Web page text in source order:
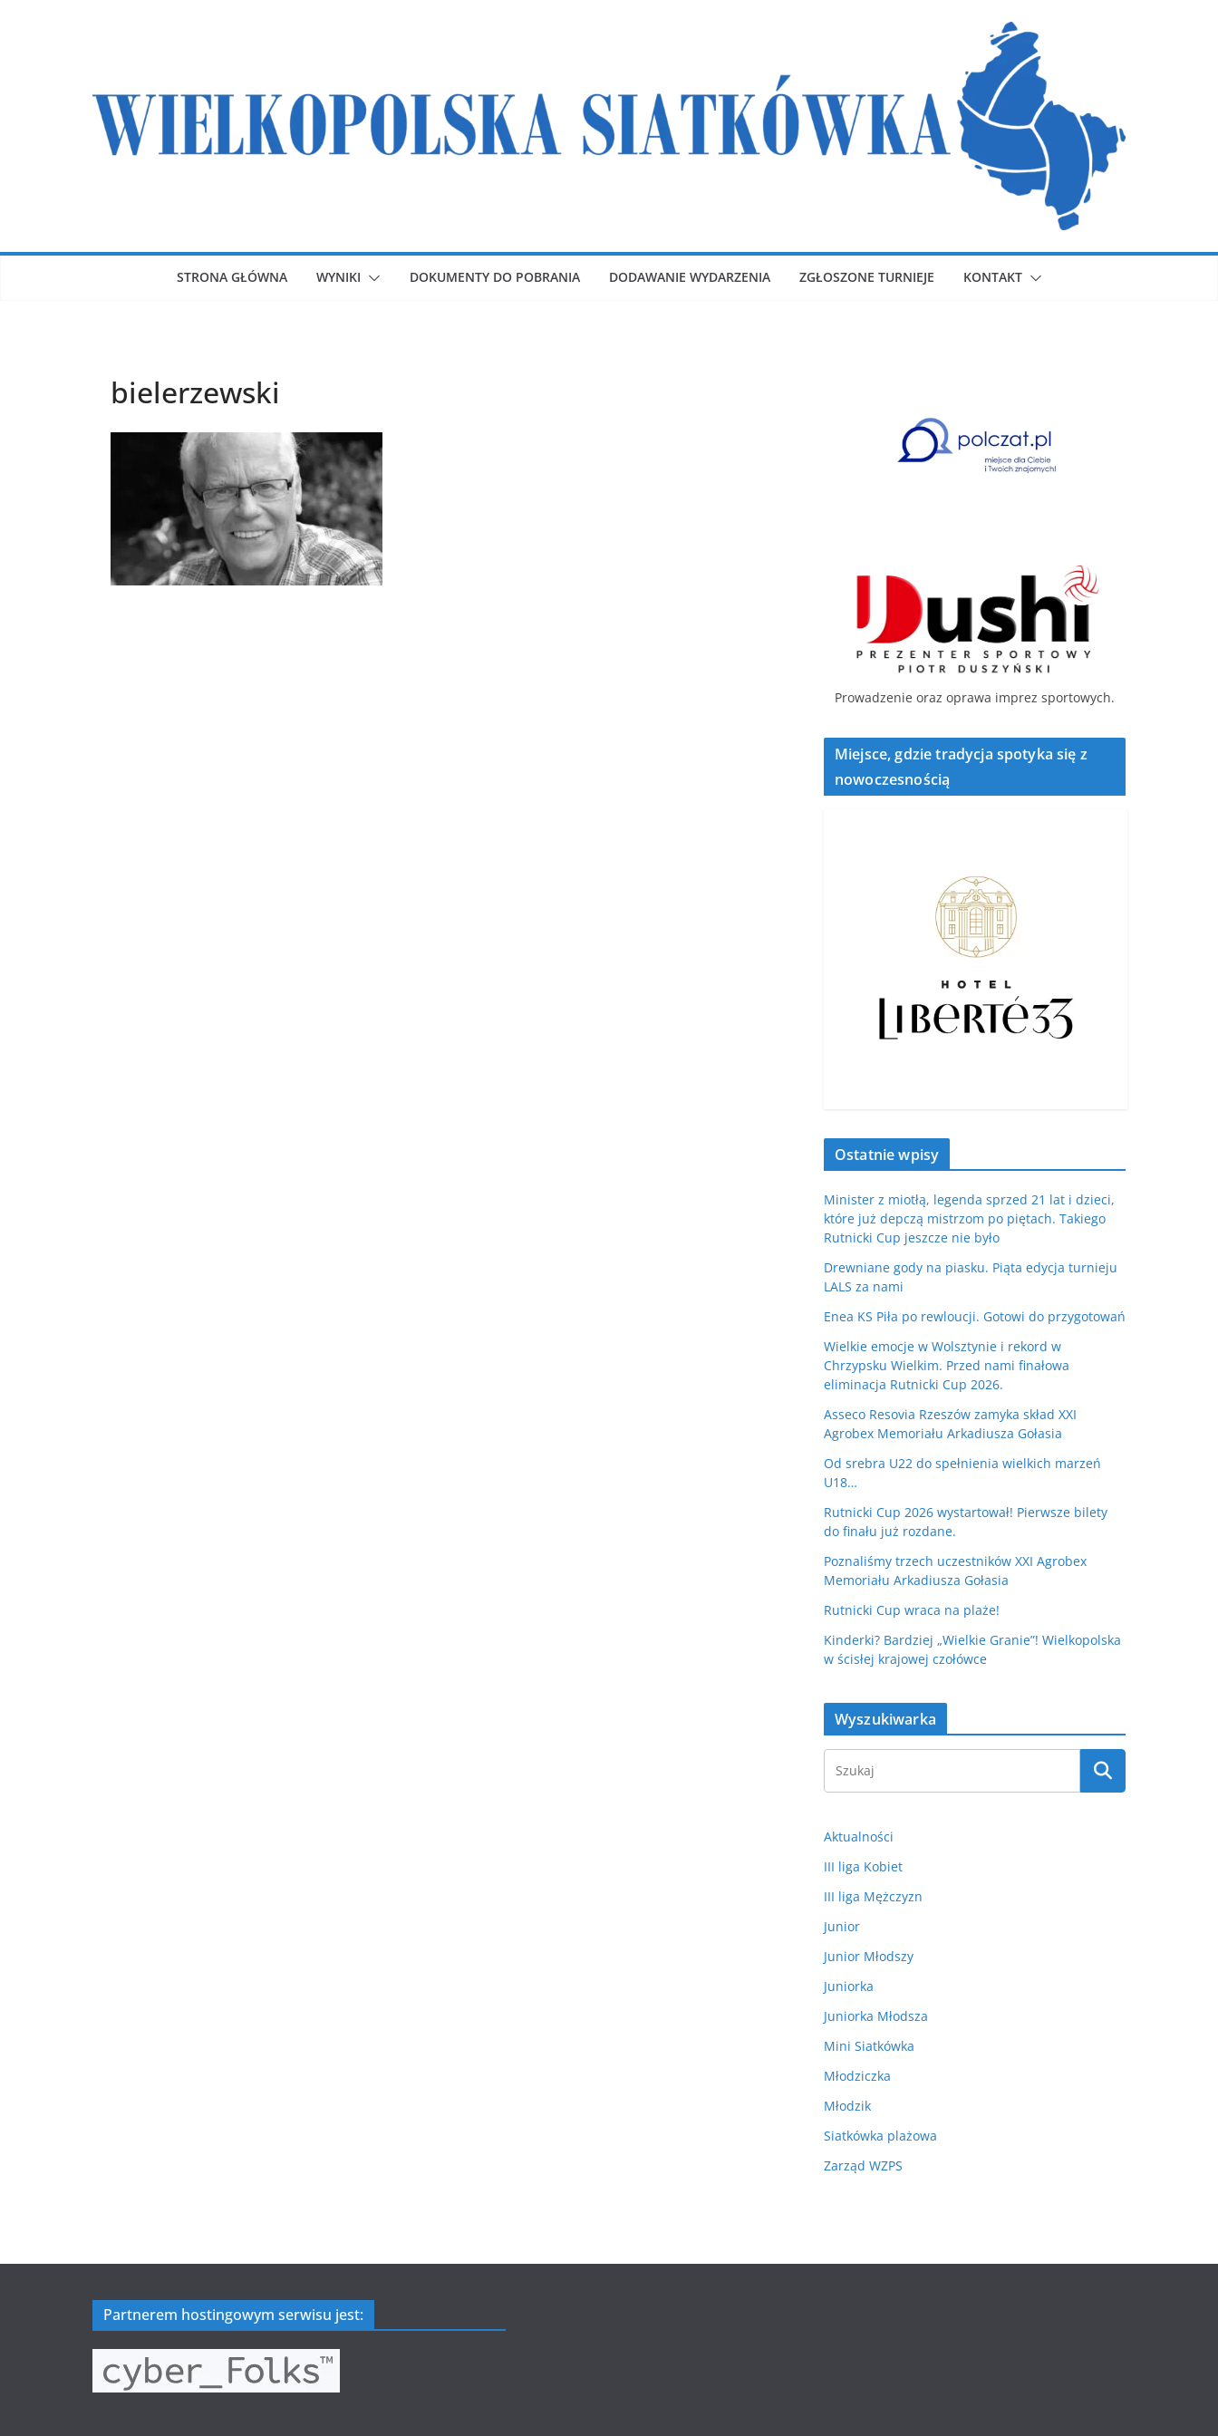
STRONA GŁÓWNA WYNIKI DOKUMENTY DO POBRANIA DODAWANIE WYDARZENIA ZGŁOSZONE TURNIEJE KONTAKT
bielerzewski
Prowadzenie oraz oprawa imprez sportowych.
Miejsce, gdzie tradycja spotyka się z
nowoczesnością
Ostatnie wpisy
Minister z miotłą, legenda sprzed 21 lat i dzieci,
które już depczą mistrzom po piętach. Takiego
Rutnicki Cup jeszcze nie było
Drewniane gody na piasku. Piąta edycja turnieju
LALS za nami
Enea KS Piła po rewloucji. Gotowi do przygotowań
Wielkie emocje w Wolsztynie i rekord w
Chrzypsku Wielkim. Przed nami finałowa
eliminacja Rutnicki Cup 2026.
Asseco Resovia Rzeszów zamyka skład XXI
Agrobex Memoriału Arkadiusza Gołasia
Od srebra U22 do spełnienia wielkich marzeń
U18…
Rutnicki Cup 2026 wystartował! Pierwsze bilety
do finału już rozdane.
Poznaliśmy trzech uczestników XXI Agrobex
Memoriału Arkadiusza Gołasia
Rutnicki Cup wraca na plaże!
Kinderki? Bardziej „Wielkie Granie”! Wielkopolska
w ścisłej krajowej czołówce
Wyszukiwarka
Aktualności
III liga Kobiet
III liga Mężczyzn
Junior
Junior Młodszy
Juniorka
Juniorka Młodsza
Mini Siatkówka
Młodziczka
Młodzik
Siatkówka plażowa
Zarząd WZPS
Partnerem hostingowym serwisu jest: